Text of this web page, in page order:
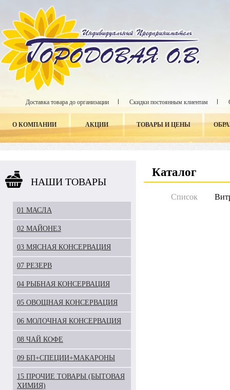
Доставка товара до организации Скидки постоянным клиентам
О КОМПАНИИ АКЦИИ ТОВАРЫ И ЦЕНЫ
НАШИ ТОВАРЫ
01 МАСЛА
02 МАЙОНЕЗ
03 МЯСНАЯ КОНСЕРВАЦИЯ
07 РЕЗЕРВ
04 РЫБНАЯ КОНСЕРВАЦИЯ
05 ОВОЩНАЯ КОНСЕРВАЦИЯ
06 МОЛОЧНАЯ КОНСЕРВАЦИЯ
08 ЧАЙ КОФЕ
09 БП+СПЕЦИИ+МАКАРОНЫ
15 ПРОЧИЕ ТОВАРЫ (БЫТОВАЯ
ХИМИЯ)
Каталог
Список